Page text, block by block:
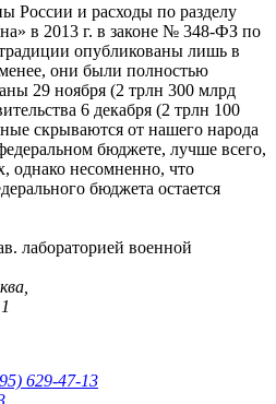
России и расходы по разделу
в 2013 г. в законе № 348-ФЗ по
опубликованы лишь в
они были полностью
29 ноября (2 трлн 300 млрд
6 декабря (2 трлн 100
скрываются от нашего народа
бюджете, лучше всего,
однако несомненно, что
бюджета остается
лабораторией военной
629-47-13